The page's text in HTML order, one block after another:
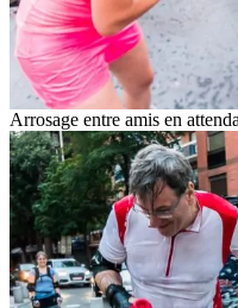
Arrosage entre amis en